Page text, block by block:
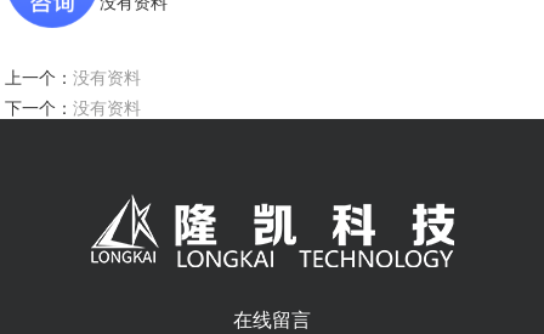
上一个：没有资料
下一个：没有资料
在线留言